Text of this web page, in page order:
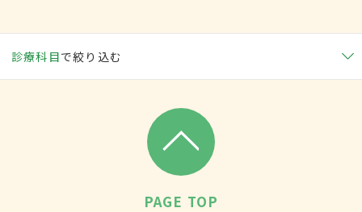
診療科目で絞り込む
PAGE TOP